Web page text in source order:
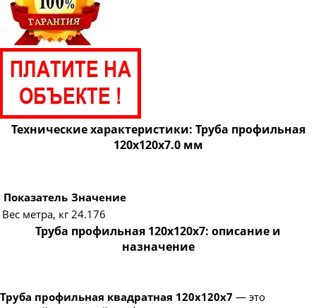
Технические характеристики: Труба профильная
120х120х7.0 мм
Показатель Значение
Вес метра, кг 24.176
Труба профильная 120х120х7: описание и
назначение
Труба профильная квадратная 120х120х7 — это